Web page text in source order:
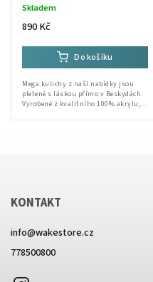
Skladem
890 Kč
Do košíku
Mega kulichy z naší nabídky jsou
pletené s láskou přímo v Beskydách.
Vyrobené z kvalitního 100% akrylu,
KONTAKT
info@wakestore.cz
778500800